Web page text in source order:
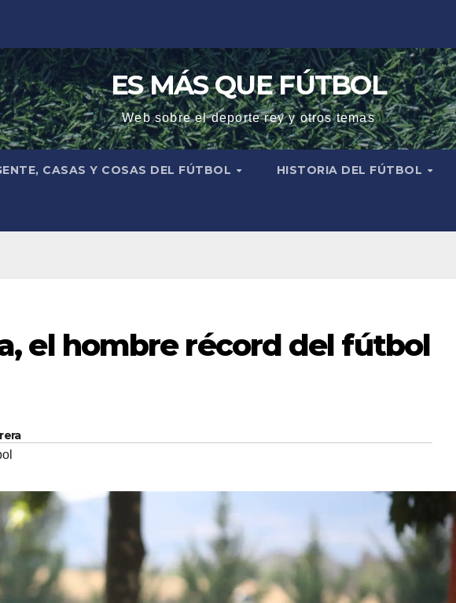
ES MÁS QUE FÚTBOL
Web sobre el deporte rey y otros temas
CASAS Y COSAS DEL FÚTBOL HISTORIA DEL FÚTBOL
el hombre récord del fútbol